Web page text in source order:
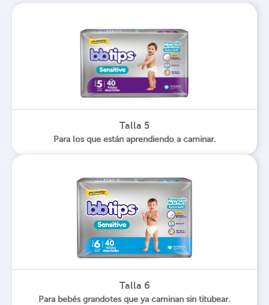
Talla 5
Para los que están aprendiendo a caminar.
Talla 6
Para bebés grandotes que ya caminan sin titubear.